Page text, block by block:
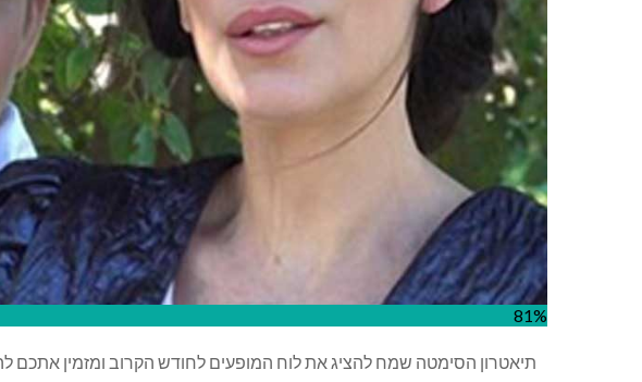
81%
תיאטרון הסימטה שמח להציג את לוח המופעים לחודש הקרוב ומזמין אתכם